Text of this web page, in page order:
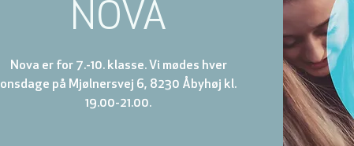
NOVA
Nova er for 7.-10. klasse. Vi mødes hver
onsdage på Mjølnersvej 6, 8230 Åbyhøj kl.
19.00-21.00.